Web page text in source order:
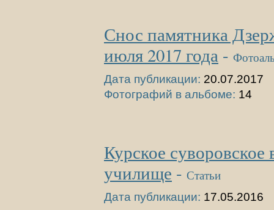
Снос памятника
июля 2017 года -
Дата публикации: 20.07.2017
Фотографий в альбоме: 14
Курское суворовское
училище - Статьи
Дата публикации: 17.05.2016